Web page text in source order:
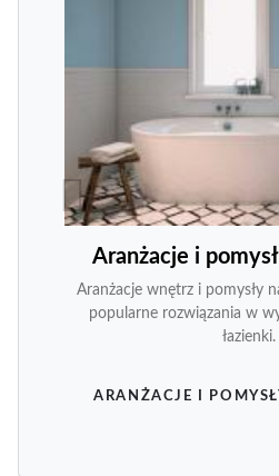
Aranżacje i
Aranżacje wnętrz i pomysły
popularne rozwiązania w
łazienki.
ARANŻACJE I